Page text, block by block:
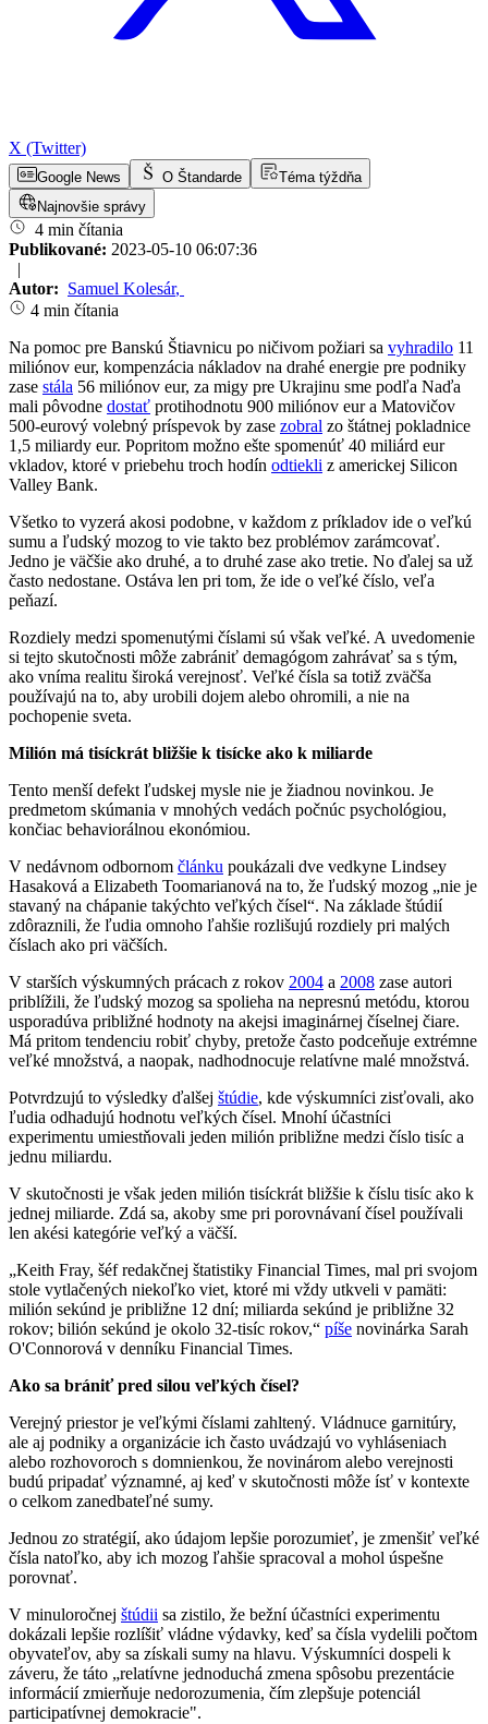
X (Twitter)
Google News O Štandarde
Téma týždňa
Najnovšie správy
4 min čítania
Publikované: 2023-05-10 06:07:36
|
Autor: Samuel Kolesár,
4 min čítania
Na pomoc pre Banskú Štiavnicu po ničivom požiari sa vyhradilo 11
miliónov eur, kompenzácia nákladov na drahé energie pre podniky
zase stála 56 miliónov eur, za migy pre Ukrajinu sme podľa Naďa
mali pôvodne dostať protihodnotu 900 miliónov eur a Matovičov
500-eurový volebný príspevok by zase zobral zo štátnej pokladnice
1,5 miliardy eur. Popritom možno ešte spomenúť 40 miliárd eur
vkladov, ktoré v priebehu troch hodín odtiekli z americkej Silicon
Valley Bank.
Všetko to vyzerá akosi podobne, v každom z príkladov ide o veľkú
sumu a ľudský mozog to vie takto bez problémov zarámcovať.
Jedno je väčšie ako druhé, a to druhé zase ako tretie. No ďalej sa už
často nedostane. Ostáva len pri tom, že ide o veľké číslo, veľa
peňazí.
Rozdiely medzi spomenutými číslami sú však veľké. A uvedomenie
si tejto skutočnosti môže zabrániť demagógom zahrávať sa s tým,
ako vníma realitu široká verejnosť. Veľké čísla sa totiž zväčša
používajú na to, aby urobili dojem alebo ohromili, a nie na
pochopenie sveta.
Milión má tisíckrát bližšie k tisícke ako k miliarde
Tento menší defekt ľudskej mysle nie je žiadnou novinkou. Je
predmetom skúmania v mnohých vedách počnúc psychológiou,
končiac behaviorálnou ekonómiou.
V nedávnom odbornom článku poukázali dve vedkyne Lindsey
Hasaková a Elizabeth Toomarianová na to, že ľudský mozog „nie je
stavaný na chápanie takýchto veľkých čísel“. Na základe štúdií
zdôraznili, že ľudia omnoho ľahšie rozlišujú rozdiely pri malých
číslach ako pri väčších.
V starších výskumných prácach z rokov 2004 a 2008 zase autori
priblížili, že ľudský mozog sa spolieha na nepresnú metódu, ktorou
usporadúva približné hodnoty na akejsi imaginárnej číselnej čiare.
Má pritom tendenciu robiť chyby, pretože často podceňuje extrémne
veľké množstvá, a naopak, nadhodnocuje relatívne malé množstvá.
Potvrdzujú to výsledky ďalšej štúdie, kde výskumníci zisťovali, ako
ľudia odhadujú hodnotu veľkých čísel. Mnohí účastníci
experimentu umiestňovali jeden milión približne medzi číslo tisíc a
jednu miliardu.
V skutočnosti je však jeden milión tisíckrát bližšie k číslu tisíc ako k
jednej miliarde. Zdá sa, akoby sme pri porovnávaní čísel používali
len akési kategórie veľký a väčší.
„Keith Fray, šéf redakčnej štatistiky Financial Times, mal pri svojom
stole vytlačených niekoľko viet, ktoré mi vždy utkveli v pamäti:
milión sekúnd je približne 12 dní; miliarda sekúnd je približne 32
rokov; bilión sekúnd je okolo 32-tisíc rokov,“ píše novinárka Sarah
O'Connorová v denníku Financial Times.
Ako sa brániť pred silou veľkých čísel?
Verejný priestor je veľkými číslami zahltený. Vládnuce garnitúry,
ale aj podniky a organizácie ich často uvádzajú vo vyhláseniach
alebo rozhovoroch s domnienkou, že novinárom alebo verejnosti
budú pripadať významné, aj keď v skutočnosti môže ísť v kontexte
o celkom zanedbateľné sumy.
Jednou zo stratégií, ako údajom lepšie porozumieť, je zmenšiť veľké
čísla natoľko, aby ich mozog ľahšie spracoval a mohol úspešne
porovnať.
V minuloročnej štúdii sa zistilo, že bežní účastníci experimentu
dokázali lepšie rozlíšiť vládne výdavky, keď sa čísla vydelili počtom
obyvateľov, aby sa získali sumy na hlavu. Výskumníci dospeli k
záveru, že táto „relatívne jednoduchá zmena spôsobu prezentácie
informácií zmierňuje nedorozumenia, čím zlepšuje potenciál
participatívnej demokracie".